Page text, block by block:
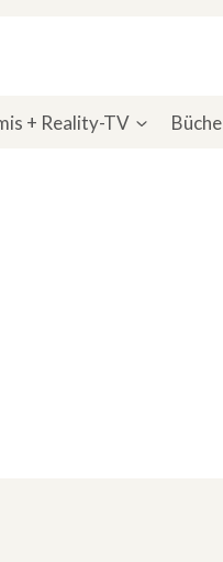
+ Reality-TV